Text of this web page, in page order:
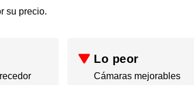
su precio.
Lo peor
Cámaras mejorables